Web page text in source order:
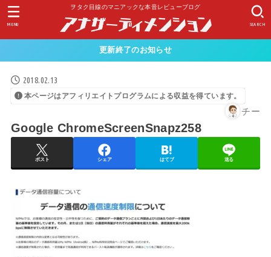
ヲタク目線のマニアックな本音レビューブログ
SEARCH
MENU
更新終了のお知らせ
2018.02.13
本ページはアフィリエイトプログラムによる収益を得ています。
チー
Google ChromeScreenSnapz258
ポスト シェア はてブ 送る